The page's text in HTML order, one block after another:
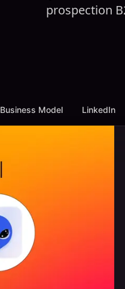
prospection
Business Model LinkedIn